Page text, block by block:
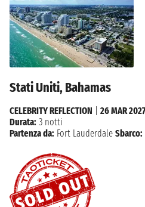
Stati Uniti, Bahamas
CELEBRITY REFLECTION
26 MAR 2027
Durata: 3 notti
Partenza da: Fort Lauderdale Sbarco: